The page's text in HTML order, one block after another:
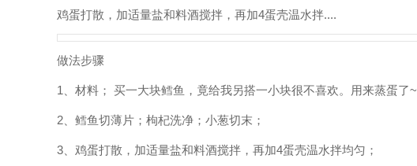
鸡蛋打散，加适量盐和料酒搅拌，再加4蛋壳温水拌....
做法步骤
1、材料； 买一大块鳕鱼，竟给我另搭一小块很不喜欢。用来蒸蛋了~
2、鳕鱼切薄片；枸杞洗净；小葱切末；
3、鸡蛋打散，加适量盐和料酒搅拌，再加4蛋壳温水拌均匀；